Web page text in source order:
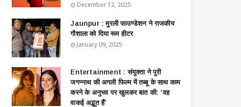
December 12, 2025
Jaunpur : ​मुरली फाउण्डेशन ने राजकीय
गौशाला को दिया रूम हीटर
January 09, 2025
Entertainment : ​संयुक्ता ने पुरी
जगन्नाथ की अगली फिल्म में तब्बू के साथ काम
करने के अनुभव पर खुलकर बात की: 'वह
वाकई अद्भुत हैं'